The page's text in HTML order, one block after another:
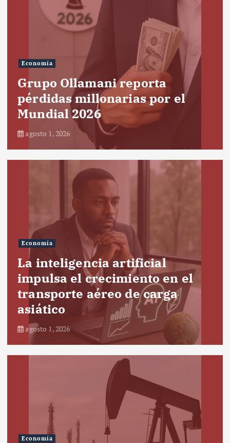
Economía
Grupo Ollamani reporta
pérdidas millonarias por el
Mundial 2026
agosto 1, 2026
Economía
La inteligencia artificial
impulsa el crecimiento en el
transporte aéreo de carga
asiático
agosto 1, 2026
Economía